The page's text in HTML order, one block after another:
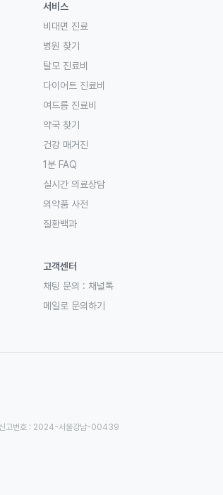
서비스
비대면 진료
병원 찾기
탈모 진료비
다이어트 진료비
여드름 진료비
약국 찾기
건강 매거진
1분 FAQ
실시간 의료상담
의약품 사전
질환백과
고객센터
채팅 문의 : 채널톡
메일로 문의하기
고번호 : 2024-서울강남-00439